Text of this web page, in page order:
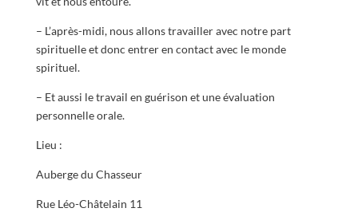
– L’après-midi, nous allons travailler avec notre part
spirituelle et donc entrer en contact avec le monde
spirituel.
– Et aussi le travail en guérison et une évaluation
personnelle orale.
Lieu :
Auberge du Chasseur
Rue Léo-Châtelain 11